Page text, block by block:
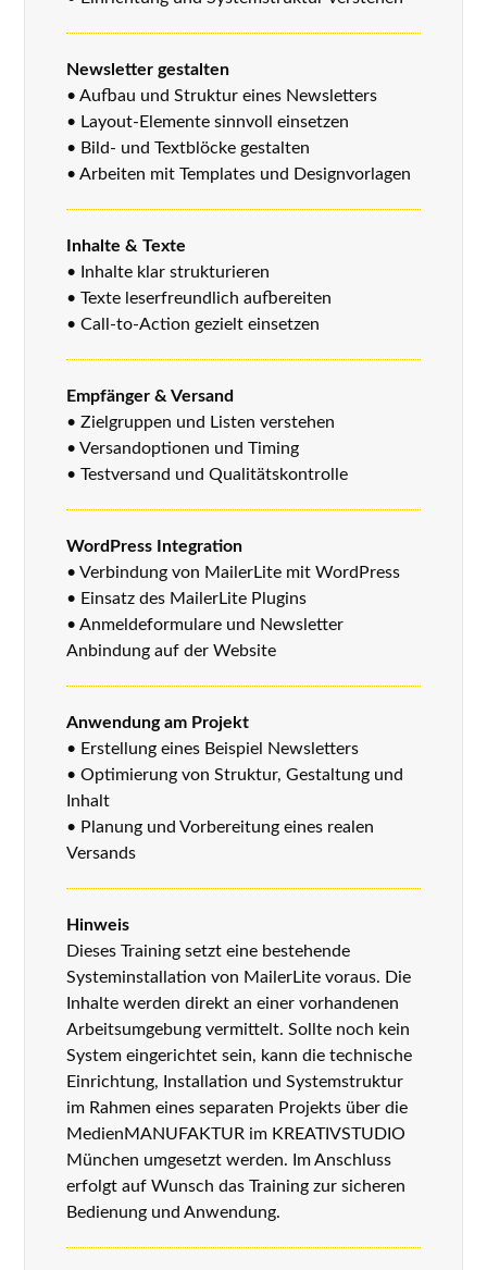
Newsletter gestalten
• Aufbau und Struktur eines Newsletters
• Layout-Elemente sinnvoll einsetzen
• Bild- und Textblöcke gestalten
• Arbeiten mit Templates und Designvorlagen
Inhalte & Texte
• Inhalte klar strukturieren
• Texte leserfreundlich aufbereiten
• Call-to-Action gezielt einsetzen
Empfänger & Versand
• Zielgruppen und Listen verstehen
• Versandoptionen und Timing
• Testversand und Qualitätskontrolle
WordPress Integration
• Verbindung von MailerLite mit WordPress
• Einsatz des MailerLite Plugins
• Anmeldeformulare und Newsletter
Anbindung auf der Website
Anwendung am Projekt
• Erstellung eines Beispiel Newsletters
• Optimierung von Struktur, Gestaltung und
Inhalt
• Planung und Vorbereitung eines realen
Versands
Hinweis
Dieses Training setzt eine bestehende
Systeminstallation von MailerLite voraus. Die
Inhalte werden direkt an einer vorhandenen
Arbeitsumgebung vermittelt. Sollte noch kein
System eingerichtet sein, kann die technische
Einrichtung, Installation und Systemstruktur
im Rahmen eines separaten Projekts über die
MedienMANUFAKTUR im KREATIVSTUDIO
München umgesetzt werden. Im Anschluss
erfolgt auf Wunsch das Training zur sicheren
Bedienung und Anwendung.